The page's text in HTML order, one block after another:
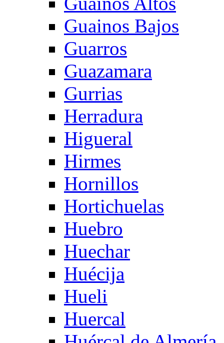
Guainos Bajos
Guarros
Guazamara
Gurrias
Herradura
Higueral
Hirmes
Hornillos
Hortichuelas
Huebro
Huechar
Huécija
Hueli
Huercal